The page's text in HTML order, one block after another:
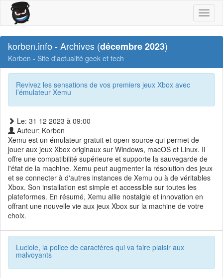
korben.info - Archives (décembre 2023)
Korben - Site d'actualité geek et tech
Revivez les sensations de vos premiers jeux Xbox avec
l’émulateur Xemu
Le: 31 12 2023 à 09:00
Auteur: Korben
Xemu est un émulateur gratuit et open-source qui permet de
jouer aux jeux Xbox originaux sur Windows, macOS et Linux. Il
offre une compatibilité supérieure et supporte la sauvegarde de
l'état de la machine. Xemu peut augmenter la résolution des jeux
et se connecter à d'autres instances de Xemu ou à de véritables
Xbox. Son installation est simple et accessible sur toutes les
plateformes. En résumé, Xemu allie nostalgie et innovation en
offrant une nouvelle vie aux jeux Xbox sur la machine de votre
choix.
Luciole, la police de caractères qui va faire plaisir aux
malvoyants